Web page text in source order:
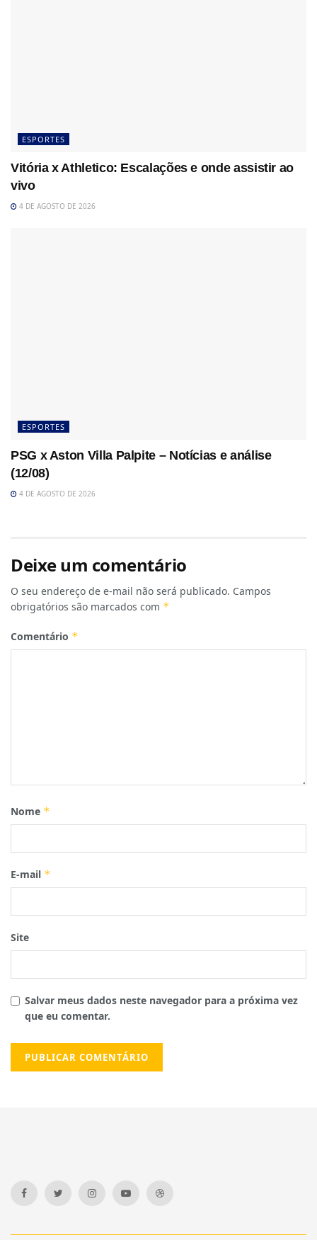
ESPORTES
Vitória x Athletico: Escalações e onde assistir ao
vivo
4 DE AGOSTO DE 2026
ESPORTES
PSG x Aston Villa Palpite – Notícias e análise
(12/08)
4 DE AGOSTO DE 2026
Deixe um comentário
O seu endereço de e-mail não será publicado. Campos
obrigatórios são marcados com *
Comentário *
Nome *
E-mail *
Site
Salvar meus dados neste navegador para a próxima vez
que eu comentar.